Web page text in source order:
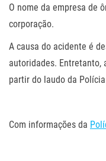
O nome da empresa de
corporação.
A causa do acidente é
autoridades. Entretanto,
partir do laudo da
Com informações da